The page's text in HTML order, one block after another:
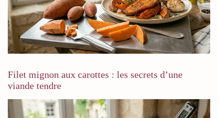
Filet mignon aux carottes : les secrets d’une
viande tendre